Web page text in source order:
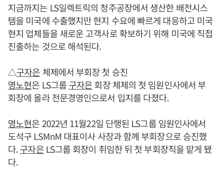
지금까지는 LS일렉트릭의 청주공장에서 생산한 배전시스
템을 미국에 수출했지만 현지 수요에 빠르게 대응하고 미국
현지 업체들을 새로운 고객사로 확보하기 위해 미국에 직접
진출하는 것으로 해석된다.
△구자은 체제에서 부회장 첫 승진
명노현은 LS그룹구자은회장 체제의 첫 임원인사에서 부
회장에 올라 전문경영인으로서 입지를 다졌다.
명노현은 2022년 11월22일 단행된 LS그룹 임원인사에서
도석구 LSMnM 대표이사 사장과 함께 부회장으로 승진했
다.구자은LS그룹 회장이 취임한 뒤 첫 부회장직을 맡게 됐
다.